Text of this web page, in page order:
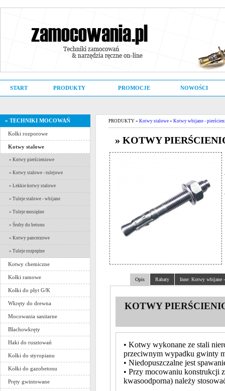
START PRODUKTY PROMOCJE NOWOŚCI
» TECHNIKI MOCOWAŃ
Kołki rozporowe
Kotwy stalowe
» Kotwy pierścieniowe
» Kotwy stalowe - tulejowe
» Lekkie kotwy stalowe
» Tuleje stalowe - wbijane
» Tuleje mosiężne
» Śruby do betonu
» Kotwy pancerzowe
» Tuleje rozprężne
Kotwy chemiczne
Kołki ramowe
Kołki do płyt G/K
Wkręty do drewna
Mocowania sanitarne
Blachowkręty
Haki do rusztowań
Kołki do styropianu
Kołki do gazobetonu
Pręty gwintowane
PRODUKTY » Kotwy stalowe » Kotwy wbijane -
» KOTWY
Opis Rabaty Inne: Kotwy wbijane
KOTWY
• Kotwy wykonane ze stali
przeciwnym wypadku gwinty
• Niedopuszczalne jest
• Przy mocowaniu konstrukcji
kwasoodporna) należy